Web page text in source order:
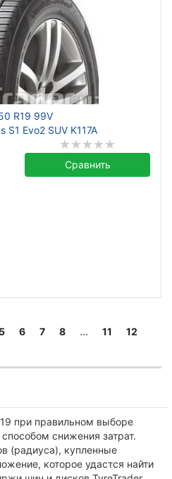
R19 99V
S1 Evo2 SUV K117A
Сравнить
5 6 7 8 ... 11
12
при правильном выборе
снижения затрат.
(радиуса), купленные
которое удастся найти